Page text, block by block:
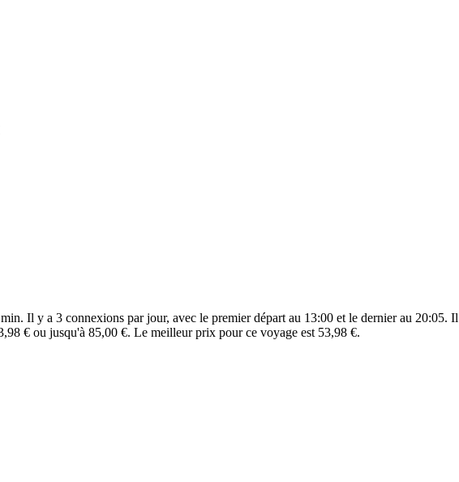
Il y a 3 connexions par jour, avec le premier départ au 13:00 et le dernier au 20:05. Il
€ ou jusqu'à 85,00 €. Le meilleur prix pour ce voyage est 53,98 €.